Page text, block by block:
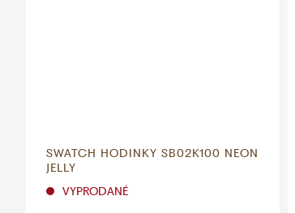
SWATCH HODINKY SB02K100 NEON
JELLY
VYPRODANÉ